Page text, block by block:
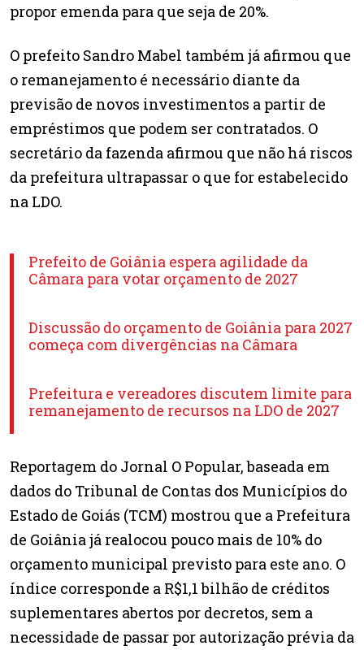
propor emenda para que seja de 20%.
O prefeito Sandro Mabel também já afirmou que
o remanejamento é necessário diante da
previsão de novos investimentos a partir de
empréstimos que podem ser contratados. O
secretário da fazenda afirmou que não há riscos
da prefeitura ultrapassar o que for estabelecido
na LDO.
Prefeito de Goiânia espera agilidade da
Câmara para votar orçamento de 2027
Discussão do orçamento de Goiânia para 2027
começa com divergências na Câmara
Prefeitura e vereadores discutem limite para
remanejamento de recursos na LDO de 2027
Reportagem do Jornal O Popular, baseada em
dados do Tribunal de Contas dos Municípios do
Estado de Goiás (TCM) mostrou que a Prefeitura
de Goiânia já realocou pouco mais de 10% do
orçamento municipal previsto para este ano. O
índice corresponde a R$1,1 bilhão de créditos
suplementares abertos por decretos, sem a
necessidade de passar por autorização prévia da